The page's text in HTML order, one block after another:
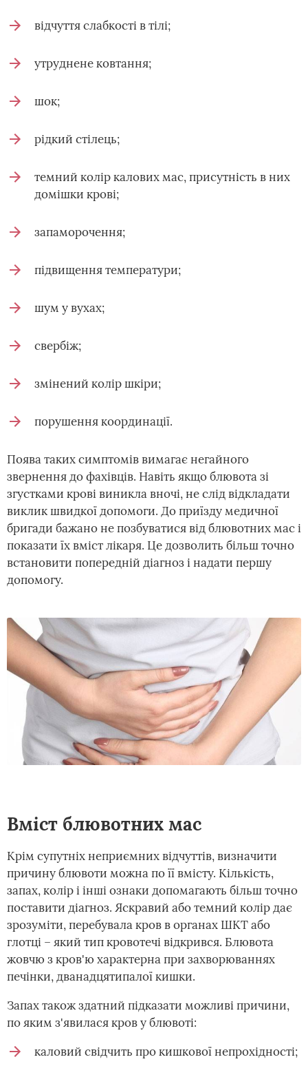
відчуття слабкості в тілі;
утруднене ковтання;
шок;
рідкий стілець;
темний колір калових мас, присутність в них
домішки крові;
запаморочення;
підвищення температури;
шум у вухах;
свербіж;
змінений колір шкіри;
порушення координації.
Поява таких симптомів вимагає негайного
звернення до фахівців. Навіть якщо блювота зі
згустками крові виникла вночі, не слід відкладати
виклик швидкої допомоги. До приїзду медичної
бригади бажано не позбуватися від блювотних мас і
показати їх вміст лікаря. Це дозволить більш точно
встановити попередній діагноз і надати першу
допомогу.
Вміст блювотних мас
Крім супутніх неприємних відчуттів, визначити
причину блювоти можна по її вмісту. Кількість,
запах, колір і інші ознаки допомагають більш точно
поставити діагноз. Яскравий або темний колір дає
зрозуміти, перебувала кров в органах ШКТ або
глотці – який тип кровотечі відкрився. Блювота
жовчю з кров'ю характерна при захворюваннях
печінки, дванадцятипалої кишки.
Запах також здатний підказати можливі причини,
по яким з'явилася кров у блювоті:
каловий свідчить про кишкової непрохідності;